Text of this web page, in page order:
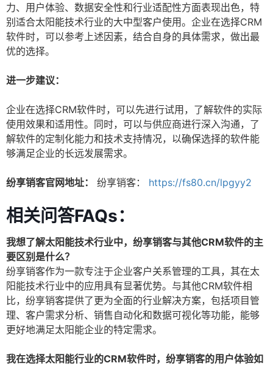
力、用户体验、数据安全性和行业适配性方面表现出色，特
别适合太阳能技术行业的大中型客户使用。企业在选择CRM
软件时，可以参考上述因素，结合自身的具体需求，做出最
优的选择。
进一步建议：
企业在选择CRM软件时，可以先进行试用，了解软件的实际
使用效果和适用性。同时，可以与供应商进行深入沟通，了
解软件的定制化能力和技术支持情况，以确保选择的软件能
够满足企业的长远发展需求。
纷享销客官网地址： 纷享销客： https://fs80.cn/lpgyy2
相关问答FAQs：
我想了解太阳能技术行业中，纷享销客与其他CRM软件的主
要区别是什么？
纷享销客作为一款专注于企业客户关系管理的工具，其在太
阳能技术行业中的应用具有显著优势。与其他CRM软件相
比，纷享销客提供了更为全面的行业解决方案，包括项目管
理、客户需求分析、销售自动化和数据可视化等功能，能够
更好地满足太阳能企业的特定需求。
我在选择太阳能行业的CRM软件时，纷享销客的用户体验如